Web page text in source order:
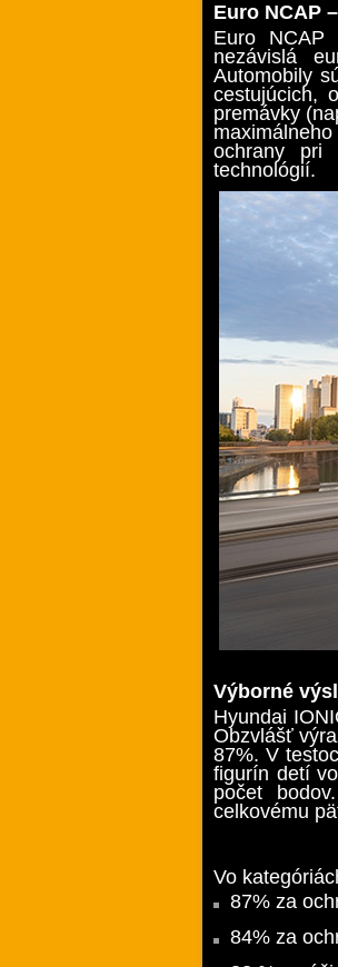
Euro NCAP
Euro NCAP
nezávislá
Automobily
cestujúcich,
premávky
ochrany pri
technológií.
Výborné
Hyundai
Obzvlášť
87%. V
figurín detí
počet
celkovému
Vo
87% za
84% za